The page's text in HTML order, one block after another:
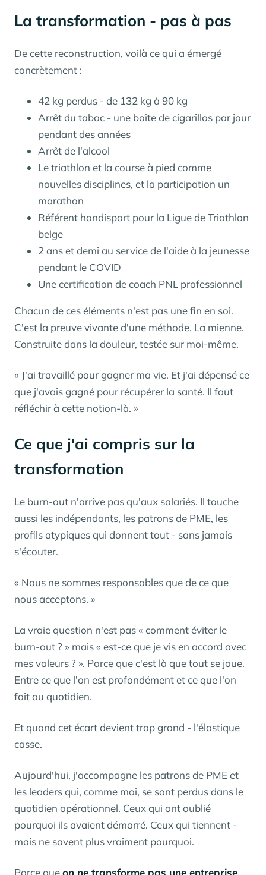
La transformation - pas à pas
De cette reconstruction, voilà ce qui a émergé
concrètement :
42 kg perdus - de 132 kg à 90 kg
Arrêt du tabac - une boîte de cigarillos par jour
pendant des années
Arrêt de l'alcool
Le triathlon et la course à pied comme
nouvelles disciplines, et la participation un
marathon
Référent handisport pour la Ligue de Triathlon
belge
2 ans et demi au service de l'aide à la jeunesse
pendant le COVID
Une certification de coach PNL professionnel
Chacun de ces éléments n'est pas une fin en soi.
C'est la preuve vivante d'une méthode. La mienne.
Construite dans la douleur, testée sur moi-même.
« J'ai travaillé pour gagner ma vie. Et j'ai dépensé ce
que j'avais gagné pour récupérer la santé. Il faut
réfléchir à cette notion-là. »
Ce que j'ai compris sur la
transformation
Le burn-out n'arrive pas qu'aux salariés. Il touche
aussi les indépendants, les patrons de PME, les
profils atypiques qui donnent tout - sans jamais
s'écouter.
« Nous ne sommes responsables que de ce que
nous acceptons. »
La vraie question n'est pas « comment éviter le
burn-out ? » mais « est-ce que je vis en accord avec
mes valeurs ? ». Parce que c'est là que tout se joue.
Entre ce que l'on est profondément et ce que l'on
fait au quotidien.
Et quand cet écart devient trop grand - l'élastique
casse.
Aujourd'hui, j'accompagne les patrons de PME et
les leaders qui, comme moi, se sont perdus dans le
quotidien opérationnel. Ceux qui ont oublié
pourquoi ils avaient démarré. Ceux qui tiennent -
mais ne savent plus vraiment pourquoi.
Parce queon ne transforme pas une entreprise